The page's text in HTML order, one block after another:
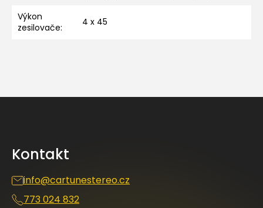
Výkon
zesilovače: 4 x 45
Kontakt
info@cartunestereo.cz
773 024 832